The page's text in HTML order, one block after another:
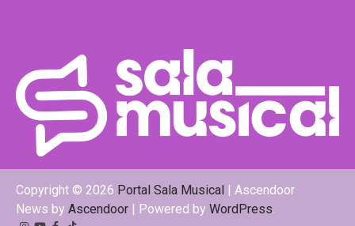
Copyright © 2026 Portal Sala Musical | Ascendoor
News by Ascendoor | Powered by WordPress